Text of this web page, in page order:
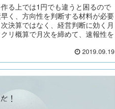
る上では1円でも違うと困るので
く、方向性を判断する材料が必要
決算ではなく、経営判断に効く月
リ概算で月次を締めて、速報性を
2019.09.19